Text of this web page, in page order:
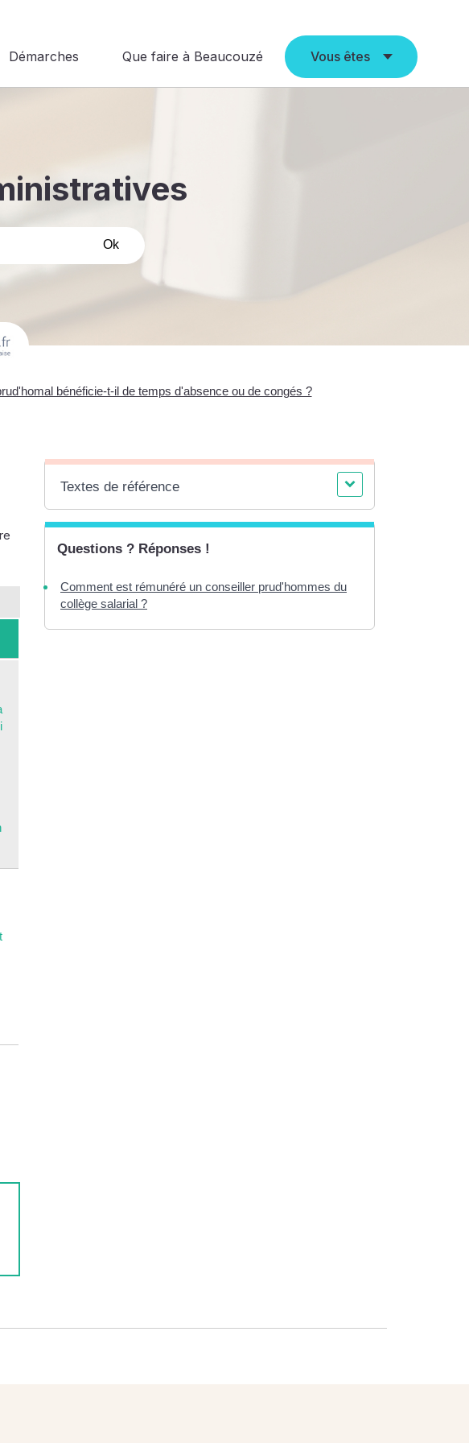
Démarches Que faire à Beaucouzé Vous êtes
bénéficie-t-il de temps d'absence ou de congés ?
Textes de référence
Questions ? Réponses !
Comment est rémunéré un conseiller prud'hommes du
collège salarial ?